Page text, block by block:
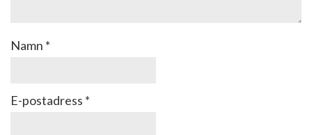
Namn *
E-postadress *